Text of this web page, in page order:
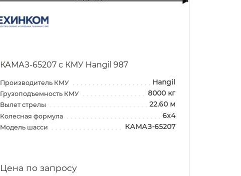
КАМАЗ-65207 с КМУ Hangil 987
Производитель КМУ Hangil
Грузоподъемность КМУ 8000 кг
Вылет стрелы 22.60 м
Колесная формула 6х4
Модель шасси КАМАЗ-65207
Цена по запросу